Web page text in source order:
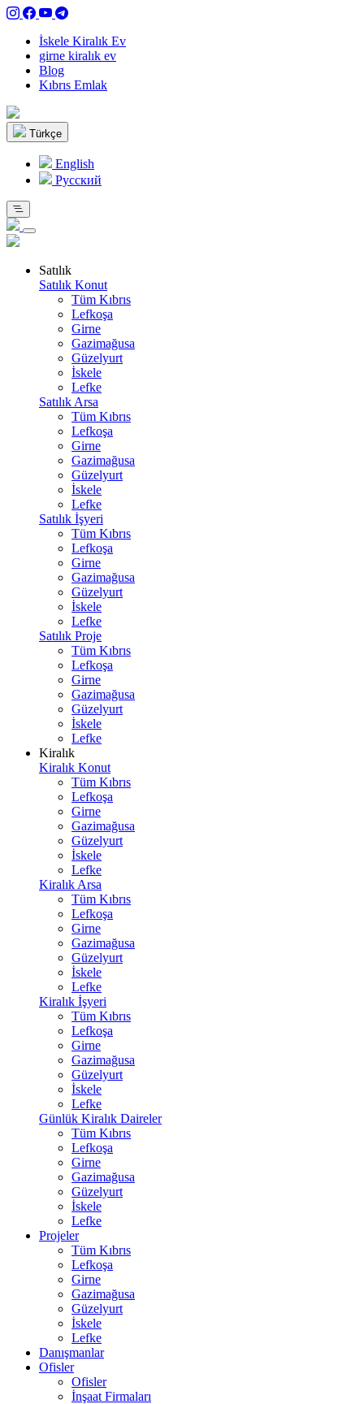
İskele Kiralık Ev
girne kiralık ev
Blog
Kıbrıs Emlak
Türkçe
English
Pусский
Satılık
Satılık Konut
Tüm Kıbrıs
Lefkoşa
Girne
Gazimağusa
Güzelyurt
İskele
Lefke
Satılık Arsa
Tüm Kıbrıs
Lefkoşa
Girne
Gazimağusa
Güzelyurt
İskele
Lefke
Satılık İşyeri
Tüm Kıbrıs
Lefkoşa
Girne
Gazimağusa
Güzelyurt
İskele
Lefke
Satılık Proje
Tüm Kıbrıs
Lefkoşa
Girne
Gazimağusa
Güzelyurt
İskele
Lefke
Kiralık
Kiralık Konut
Tüm Kıbrıs
Lefkoşa
Girne
Gazimağusa
Güzelyurt
İskele
Lefke
Kiralık Arsa
Tüm Kıbrıs
Lefkoşa
Girne
Gazimağusa
Güzelyurt
İskele
Lefke
Kiralık İşyeri
Tüm Kıbrıs
Lefkoşa
Girne
Gazimağusa
Güzelyurt
İskele
Lefke
Günlük Kiralık Daireler
Tüm Kıbrıs
Lefkoşa
Girne
Gazimağusa
Güzelyurt
İskele
Lefke
Projeler
Tüm Kıbrıs
Lefkoşa
Girne
Gazimağusa
Güzelyurt
İskele
Lefke
Danışmanlar
Ofisler
Ofisler
İnşaat Firmaları